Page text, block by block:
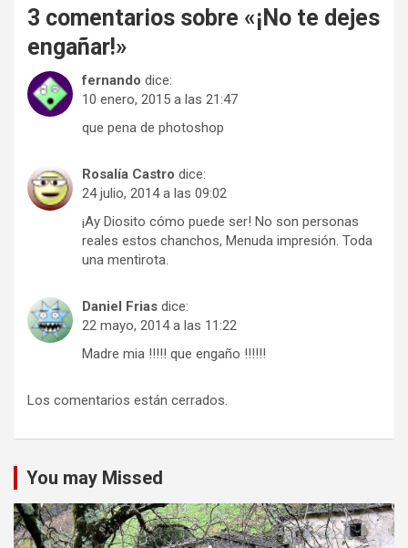
3 comentarios sobre «¡No te dejes
engañar!»
fernando dice:
10 enero, 2015 a las 21:47
que pena de photoshop
Rosalía Castro dice:
24 julio, 2014 a las 09:02
¡Ay Diosito cómo puede ser! No son personas
reales estos chanchos, Menuda impresión. Toda
una mentirota.
Daniel Frias dice:
22 mayo, 2014 a las 11:22
Madre mia !!!!! que engaño !!!!!!
Los comentarios están cerrados.
You may Missed